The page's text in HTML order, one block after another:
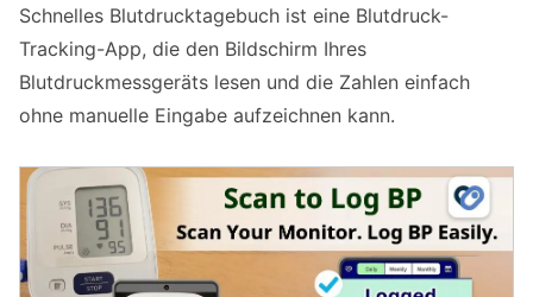
Schnelles Blutdrucktagebuch ist eine Blutdruck-
Tracking-App, die den Bildschirm Ihres
Blutdruckmessgeräts lesen und die Zahlen einfach
ohne manuelle Eingabe aufzeichnen kann.